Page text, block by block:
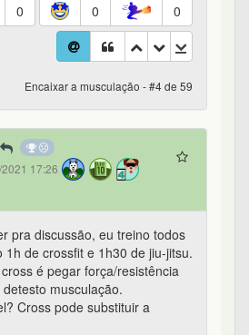
0 0 0
Encaixar a musculação - #4 de 59
17:26
pra discussão, eu treino todos
1h de crossfit e 1h30 de jiu-jitsu.
é pegar força/resistência
musculação.
Cross pode substituir a